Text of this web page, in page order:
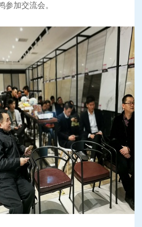
参加交流会。